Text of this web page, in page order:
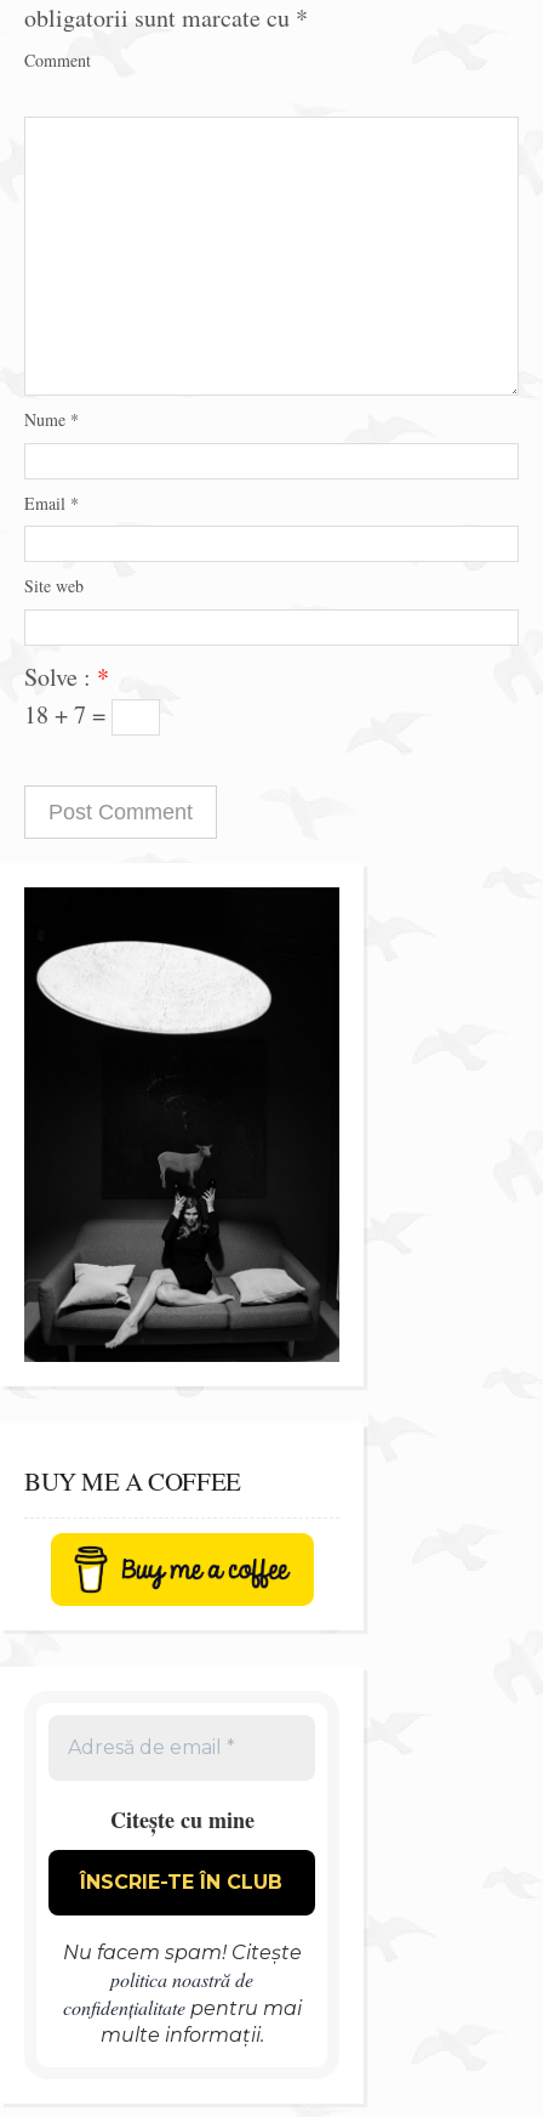
obligatorii sunt marcate cu *
Comment
Nume *
Email *
Site web
Solve : *
18 + 7 =
BUY ME A COFFEE
Citește cu mine
Nu facem spam! Citește
politica noastră de
confidențialitatepentru mai
multe informații.